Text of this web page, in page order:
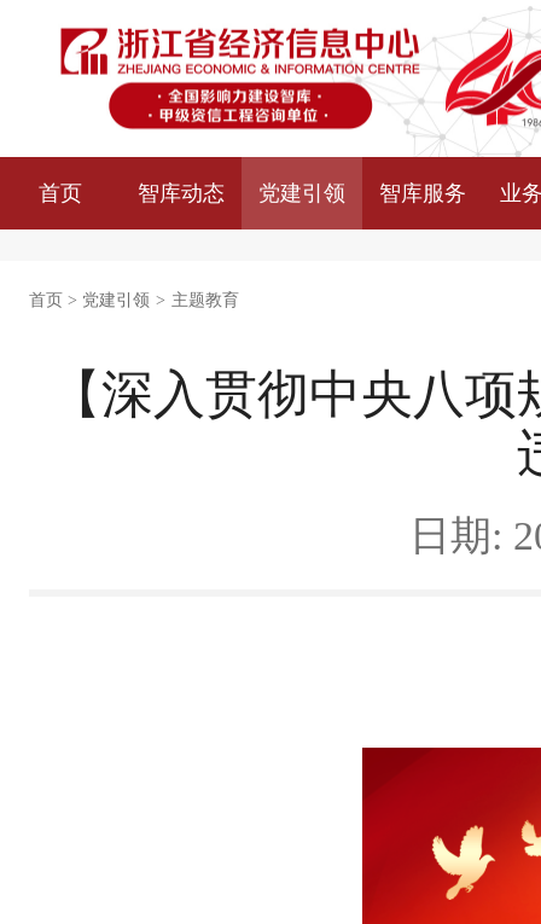
首页 智库动态 党建引领 智库服务 业
首页 > 党建引领 > 主题教育
【深入贯彻中央八
日期: